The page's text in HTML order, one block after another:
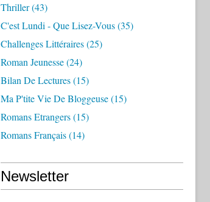
Thriller(43)
C'est Lundi - Que Lisez-Vous(35)
Challenges Littéraires(25)
Roman Jeunesse(24)
Bilan De Lectures(15)
Ma P'tite Vie De Bloggeuse(15)
Romans Etrangers(15)
Romans Français(14)
Newsletter